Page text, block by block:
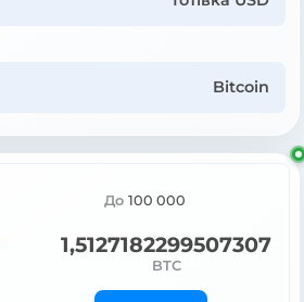
Bitcoin
До 100 000
1,5127182299507307
BTC